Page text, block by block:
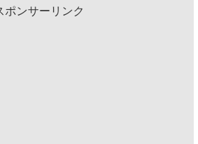
ポンサーリンク